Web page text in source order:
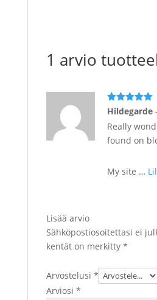
1 arvio
Arvostelu
tuotteesta:
5/ 5
Hildegarde
Really
found on
My site …
Lisää arvio
Sähköpostiosoitettasi ei
kentät on merkitty *
Arvostelusi *
Arviosi *